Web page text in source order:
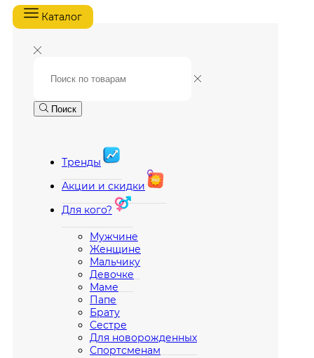
Каталог
Поиск
Тренды
Акции и скидки
Для кого?
Мужчине
Женщине
Мальчику
Девочке
Маме
Папе
Брату
Сестре
Для новорожденных
Спортсменам